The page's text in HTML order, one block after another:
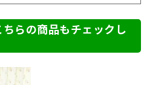
らの商品もチェックし